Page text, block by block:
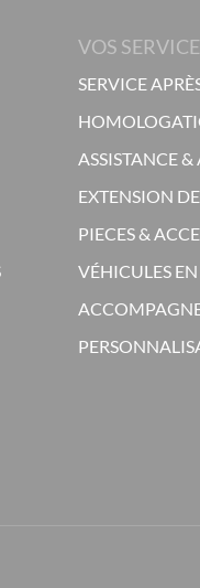
VOS
SERVICE
ASSISTANCE &
EXTENSION
PIECES &
VÉHICULES